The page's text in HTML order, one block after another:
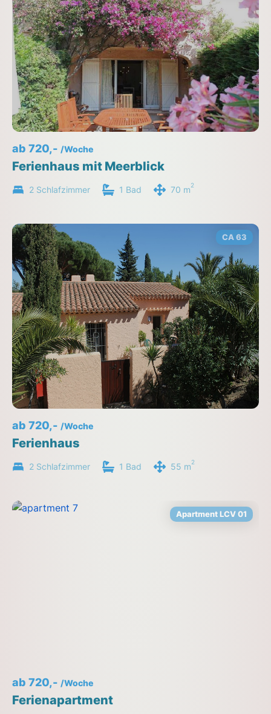
ab 720,- /Woche
Ferienhaus mit Meerblick
2 Schlafzimmer 1 Bad 70 m2
CA 63
ab 720,- /Woche
Ferienhaus
2 Schlafzimmer 1 Bad 55 m2
Apartment LCV 01
ab 720,- /Woche
Ferienapartment